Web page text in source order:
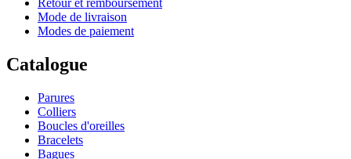
Retour et remboursement
Mode de livraison
Modes de paiement
Catalogue
Parures
Colliers
Boucles d'oreilles
Bracelets
Bagues